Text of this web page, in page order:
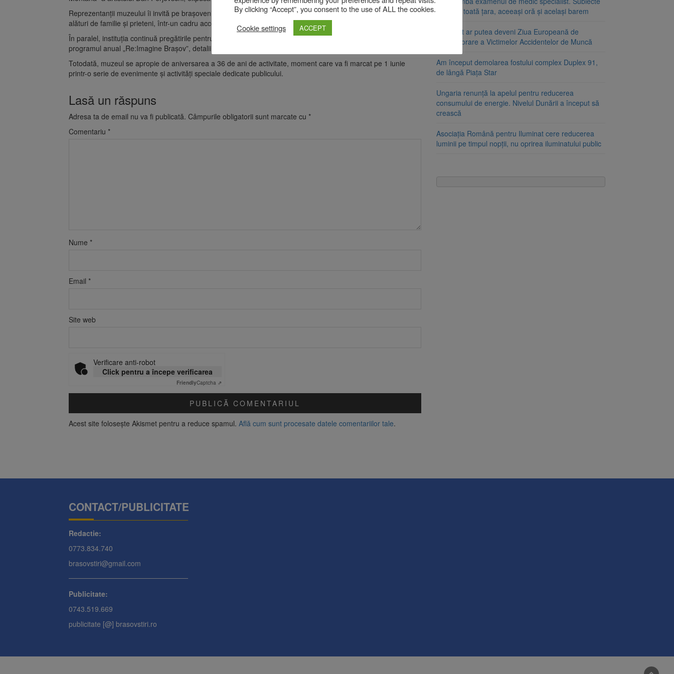
Reprezentanții muzeului îi invită pe brașoveni să participe la o noapte dedicată artei și dialogului cultural,
alături de familie și prieteni, într-un cadru accesibil și interactiv.
În paralel, instituția continuă pregătirile pentru proiecte viitoare, inclusiv apelul deschis de artiști pentru
programul anual „Re:Imagine Brașov”, detalii fiind disponibile pe site-ul oficial
Totodată, muzeul se apropie de aniversarea a 36 de ani de activitate, moment care va fi marcat pe 1 iunie
printr-o serie de evenimente și activități speciale dedicate publicului.
Lasă un răspuns
Adresa ta de email nu va fi publicată. Câmpurile obligatorii sunt marcate cu *
Comentariu *
Nume *
Email *
Site web
Verificare anti-robot
Click pentru a începe verificarea
FriendlyCaptcha ⇗
Acest site folosește Akismet pentru a reduce spamul. Află cum sunt procesate datele comentariilor tale.
unice în toată țara, aceeași oră și același barem
8 august ar putea deveni Ziua Europeană de
Comemorare a Victimelor Accidentelor de Muncă
Am început demolarea fostului complex Duplex 91,
de lângă Piața Star
Ungaria renunță la apelul pentru reducerea
consumului de energie. Nivelul Dunării a început să
crească
Asociația Română pentru Iluminat cere reducerea
luminii pe timpul nopții, nu oprirea iluminatului public
CONTACT/PUBLICITATE
Redactie:
0773.834.740
brasovstiri@gmail.com
Publicitate:
0743.519.669
publicitate [@] brasovstiri.ro
By clicking “Accept”, you consent to the use of ALL the cookies.
Cookie settings
ACCEPT